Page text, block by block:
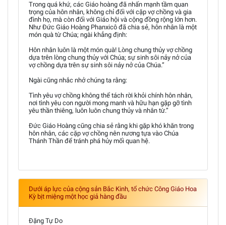
Trong quá khứ, các Giáo hoàng đã nhấn mạnh tầm quan
trọng của hôn nhân, không chỉ đối với cặp vợ chồng và gia
đình họ, mà còn đối với Giáo hội và cộng đồng rộng lớn hơn.
Như Đức Giáo Hoàng Phanxicô đã chia sẻ, hôn nhân là một
món quà từ Chúa; ngài khẳng định:
Hôn nhân luôn là một món quà! Lòng chung thủy vợ chồng
dựa trên lòng chung thủy với Chúa; sự sinh sôi nảy nở của
vợ chồng dựa trên sự sinh sôi nảy nở của Chúa.”
Ngài cũng nhắc nhở chúng ta rằng:
Tình yêu vợ chồng không thể tách rời khỏi chính hôn nhân,
nơi tình yêu con người mong manh và hữu hạn gặp gỡ tình
yêu thần thiêng, luôn luôn chung thủy và nhân từ.”
Đức Giáo Hoàng cũng chia sẻ rằng khi gặp khó khăn trong
hôn nhân, các cặp vợ chồng nên nương tựa vào Chúa
Thánh Thần để tránh phá hủy mối quan hệ.
Dưới áp lực của cộng sản Bắc Kinh, tổ chức Công Giáo Hoa
Kỳ bịt miệng một học giả hàng đầu
Đặng Tự Do